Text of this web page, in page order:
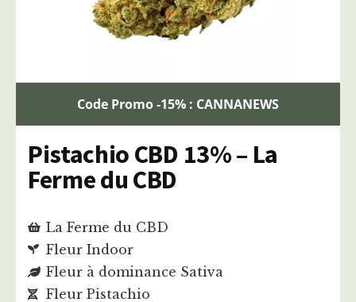
Code Promo -15% : CANNANEWS
Pistachio CBD 13% – La
Ferme du CBD
La Ferme du CBD
Fleur Indoor
Fleur à dominance Sativa
Fleur Pistachio